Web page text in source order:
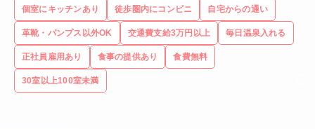
個室にキッチンあり 徒歩圏内にコンビニ 自宅からの通い
革靴・パンプス以外OK 交通費支給3万円以上 毎日温泉入れる
正社員雇用あり 食事の提供あり 食費無料
30室以上100室未満